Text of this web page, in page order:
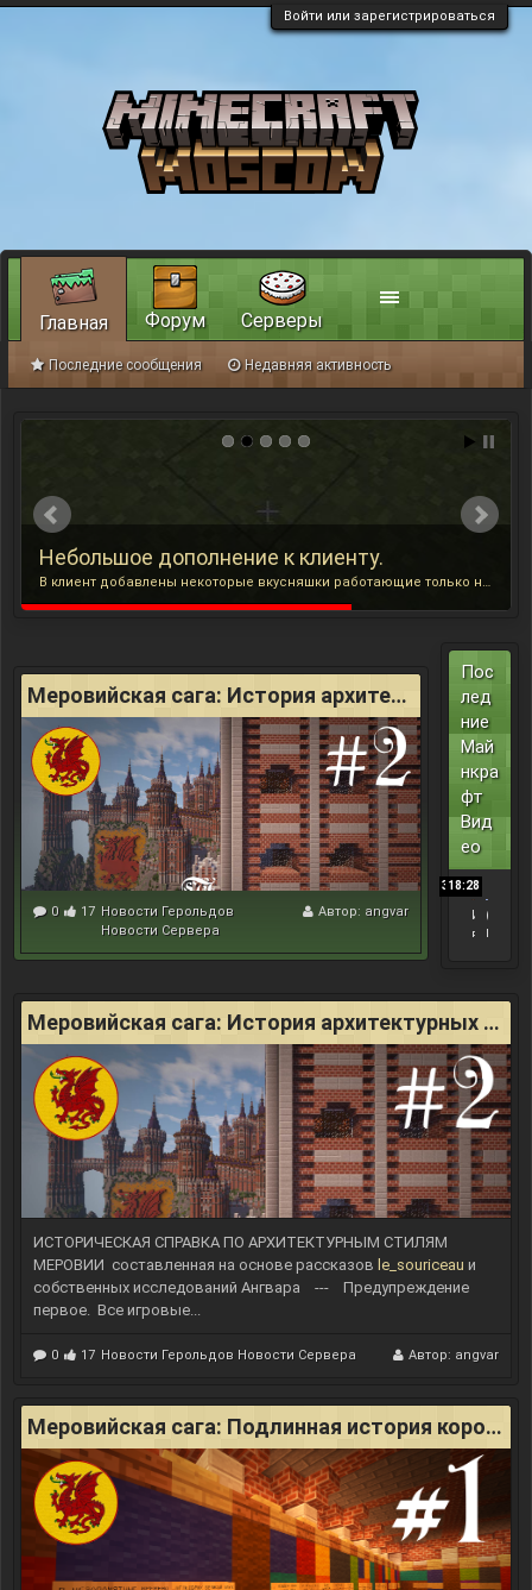
Войти или зарегистрироваться
Небольшое дополнение к клиенту.
В клиент добавлены некоторые вкусняшки работающие только на нашем сервере. [ATTACH] Теперь в левом верхнем углу написано сколько у вас червонцев в данный момент, то есть команду /money писать не обязательно, хотя она всё также доступна. В правом нижнем углу появилась кнопка "MM Menu" на которую можно нажать из инвентаря. Также она включает красную лампочку если с момента просмотра страницы голосования прошло больше суток (чтобы не забывали голосовать). После нажатия...
Меровийская сага: История архитектурных стилей
0 17 Автор: angvar
Новости Герольдов
Новости Сервера
Пос
лед
ние
Май
нкра
фт
Вид
ео
3:23
И
в
м
а
я
2
0
2
0
18:28
(
В
а
щ
е
н
и
е
к
в
д
р
о
н
д
ы
W
o
r
l
Меровийская сага: История архитектурных стилей
ИСТОРИЧЕСКАЯ СПРАВКА ПО АРХИТЕКТУРНЫМ СТИЛЯМ
МЕРОВИИ составленная на основе рассказов le_souriceau и
собственных исследований Ангвара
---
Предупреждение
первое. Все игровые...
0 17 Автор: angvar
Новости Герольдов Новости Сервера
Меровийская сага: Подлинная история королевства Меровия
Главная
Последние сообщения Недавняя активность
Форум Серверы